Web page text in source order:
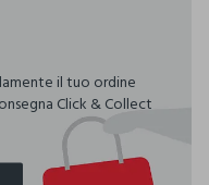
il tuo ordine
Click & Collect